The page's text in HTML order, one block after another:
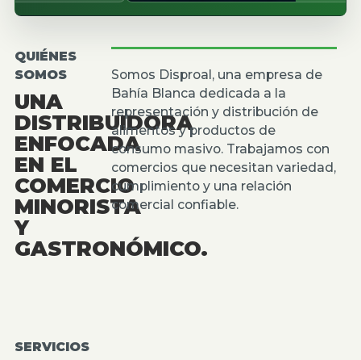
QUIÉNES
SOMOS
UNA
DISTRIBUIDORA
ENFOCADA
EN EL
COMERCIO
MINORISTA
Y
GASTRONÓMICO.
Somos Disproal, una empresa de
Bahía Blanca dedicada a la
representación y distribución de
alimentos y productos de
consumo masivo. Trabajamos con
comercios que necesitan variedad,
cumplimiento y una relación
comercial confiable.
SERVICIOS